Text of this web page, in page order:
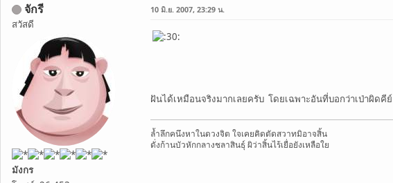
จักรี
สวัสดี
มังกร
10 มิ.ย. 2007, 23:29 น.
ฝันได้เหมือนจริงมากเลยครับ โดยเฉพาะอันที่บอกว่าเป่าผิดคีย์
ล้ำลึกคนึงหาในดวงจิต ใจเคยคิดตัดสวาทมิอาจสิ้น
ดั่งก้านบัวหักกลางชลาสินธุ์ ผิว่าสิ้นไร้เยื่อยังเหลือใย